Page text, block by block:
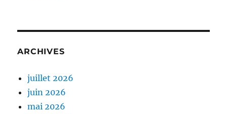
ARCHIVES
juillet 2026
juin 2026
mai 2026